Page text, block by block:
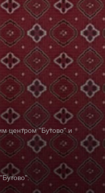
центром "Бутово" и